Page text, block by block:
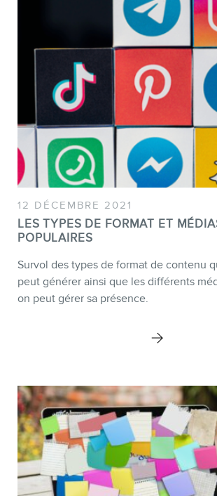
12 DÉCEMBRE 2021
LES TYPES DE FORMAT ET
POPULAIRES
Survol des types de format de contenu
peut générer ainsi que les différents
on peut gérer sa présence.